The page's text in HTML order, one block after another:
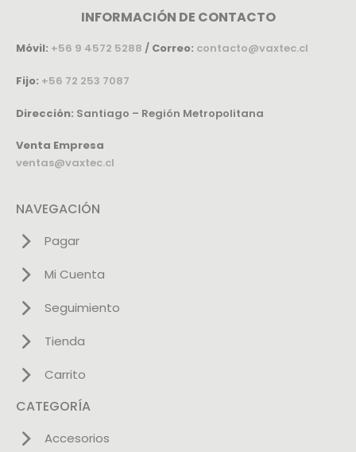
INFORMACIÓN DE CONTACTO
Móvil: +56 9 4572 5288 / Correo: contacto@vaxtec.cl
Fijo: +56 72 253 7087
Dirección: Santiago – Región Metropolitana
Venta Empresa
ventas@vaxtec.cl
NAVEGACIÓN
Pagar
Mi Cuenta
Seguimiento
Tienda
Carrito
CATEGORÍA
Accesorios